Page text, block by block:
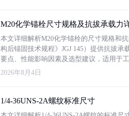
M20化学锚栓尺寸规格及抗拔承载力
本文详细解析M20化学锚栓的尺寸规格和
构后锚固技术规程》JGJ 145）提供抗拔
要点、性能影响因素及选型建议，适用于
2026年8月4日
1/4-36UNS-2A螺纹标准尺寸